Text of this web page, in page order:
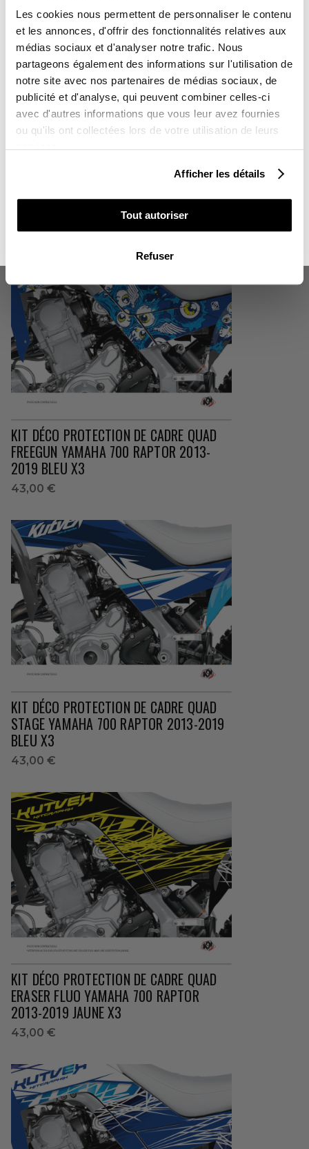
Les cookies nous permettent de personnaliser le contenu
et les annonces, d'offrir des fonctionnalités relatives aux
médias sociaux et d'analyser notre trafic. Nous
partageons également des informations sur l'utilisation de
notre site avec nos partenaires de médias sociaux, de
publicité et d'analyse, qui peuvent combiner celles-ci
avec d'autres informations que vous leur avez fournies
ou qu'ils ont collectées lors de votre utilisation de leurs
services.
Afficher les détails
Tout autoriser
Refuser
ZOMBIES DARK YAMAHA 700 RAPTOR
2013-2019 NOIR X3
KIT DÉCO PROTECTION DE CADRE QUAD
FREEGUN YAMAHA 700 RAPTOR 2013-
2019 BLEU X3
43,00 €
KIT DÉCO PROTECTION DE CADRE QUAD
STAGE YAMAHA 700 RAPTOR 2013-2019
BLEU X3
43,00 €
KIT DÉCO PROTECTION DE CADRE QUAD
ERASER FLUO YAMAHA 700 RAPTOR
2013-2019 JAUNE X3
43,00 €
-10%
Sur l'ensemble de votre commande
Vous souhaitez en profiter :
POUR UN PROCHE